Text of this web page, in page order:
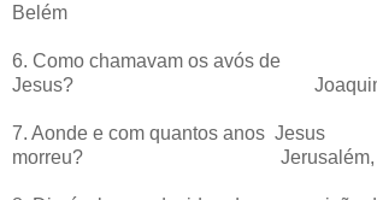
6. Como chamavam os avós de
Jesus? Joaquim e
7. Aonde e com quantos anos Jesus
morreu? Jerusalém, com